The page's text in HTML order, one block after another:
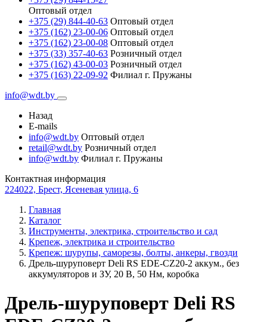
Оптовый отдел
+375 (29) 844-40-63 Оптовый отдел
+375 (162) 23-00-06 Оптовый отдел
+375 (162) 23-00-08 Оптовый отдел
+375 (33) 357-40-63 Розничный отдел
+375 (162) 43-00-03 Розничный отдел
+375 (163) 22-09-92 Филиал г. Пружаны
info@wdt.by
Назад
E-mails
info@wdt.by Оптовый отдел
retail@wdt.by Розничный отдел
info@wdt.by Филиал г. Пружаны
Контактная информация
224022, Брест, Ясеневая улица, 6
Главная
Каталог
Инструменты, электрика, строительство и сад
Крепеж, электрика и строительство
Крепеж: шурупы, саморезы, болты, анкеры, гвозди
Дрель-шуруповерт Deli RS EDE-CZ20-2 аккум., без
аккумуляторов и ЗУ, 20 В, 50 Нм, коробка
Дрель-шуруповерт Deli RS